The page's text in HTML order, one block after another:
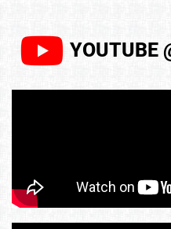
YOUTUBE